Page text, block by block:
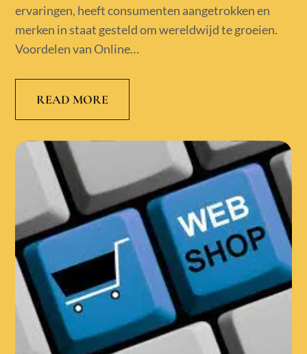
ervaringen, heeft consumenten aangetrokken en
merken in staat gesteld om wereldwijd te groeien.
Voordelen van Online…
READ MORE